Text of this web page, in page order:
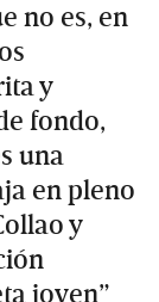
no es, en
y
fondo,
una
en pleno
y